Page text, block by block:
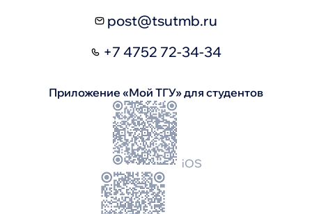
post@tsutmb.ru
+7 4752 72-34-34
Приложение «Мой ТГУ» для студентов
iOS